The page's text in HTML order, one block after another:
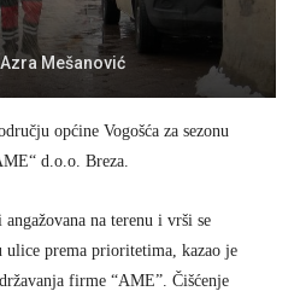
Azra Mešanović
općine Vogošća za sezonu
d.o.o. Breza.
na terenu i vrši se
ulice prema prioritetima, kazao je
firme “AME”. Čišćenje